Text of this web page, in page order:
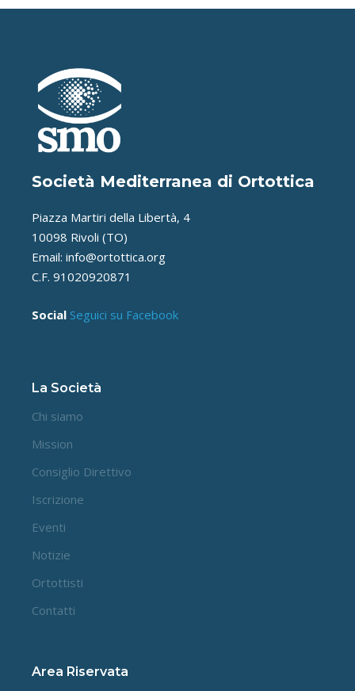
Società Mediterranea di Ortottica
Piazza Martiri della Libertà, 4
10098 Rivoli (TO)
Email: info@ortottica.org
C.F. 91020920871
Social Seguici su Facebook
La Società
Chi siamo
Mission
Consiglio Direttivo
Iscrizione
Eventi
Notizie
Ortottisti
Contatti
Area Riservata